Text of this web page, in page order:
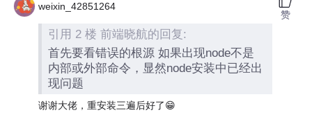
weixin_42851264
引用 2 楼 前端晓航的回复:
首先要看错误的根源 如果出现node不是
内部或外部命令，显然node安装中已经出
现问题
谢谢大佬，重安装三遍后好了😁
赞